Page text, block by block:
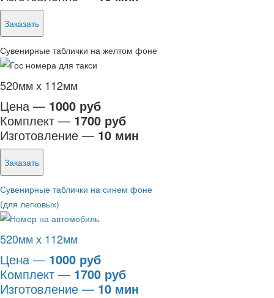
Заказать
Сувенирные таблички на желтом фоне
520мм х 112мм
Цена — 1000 руб
Комплект — 1700 руб
Изготовление — 10 мин
Заказать
Сувенирные таблички на синем фоне
(для легковых)
520мм х 112мм
Цена — 1000 руб
Комплект — 1700 руб
Изготовление — 10 мин